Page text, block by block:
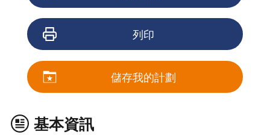
列印
儲存我的計劃
基本資訊